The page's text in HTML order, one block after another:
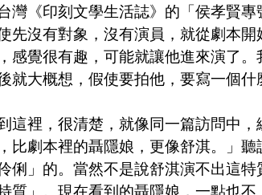
灣《印刻文學生活誌》的「侯孝賢
先沒有對象，沒有演員，就從劇本
感覺很有趣，可能就讓他進來演了
就大概想，假使要拍他，要寫一個什
這裡，很清楚，就像同一篇訪問中
比劇本裡的聶隱娘，更像舒淇。」
俐」的。當然不是說舒淇演不出這
質」。現在看到的聶隱娘，一點也